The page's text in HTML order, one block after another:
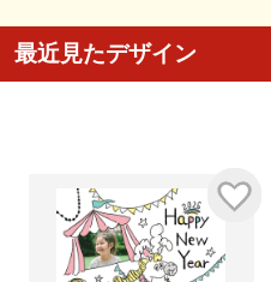
最近見たデザイン